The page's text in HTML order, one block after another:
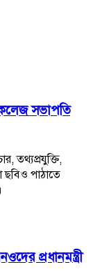
সভাপতি
তথ্যপ্রযুক্তি,
পাঠাতে
প্রধানমন্ত্রী